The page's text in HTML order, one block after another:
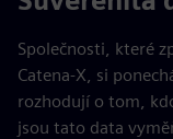
Společnosti, které
Catena-X, si
rozhodují o tom,
jsou tato data